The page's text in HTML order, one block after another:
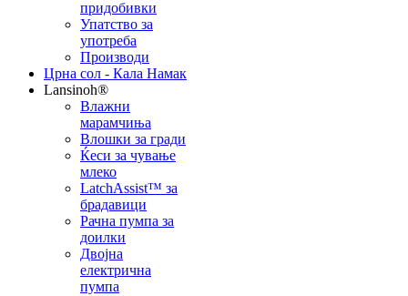
придобивки
Упатство за
употреба
Производи
Црна сол - Кала Намак
Lansinoh®
Влажни
марамчиња
Влошки за гради
Ќеси за чување
млеко
LatchAssist™ за
брадавици
Рачна пумпа за
доилки
Двојна
електрична
пумпа